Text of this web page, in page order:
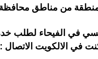
من مناطق محافظة
في الفيحاء لطلب
في الالكويت